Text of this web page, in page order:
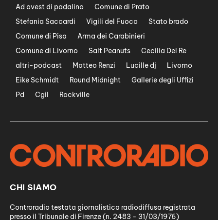
Ad ovest di padalino
Comune di Prato
Stefania Saccardi
Vigili del Fuoco
Stato brado
Comune di Pisa
Arma dei Carabinieri
Comune di Livorno
Salt Peanuts
Cecilia Del Re
altri-podcast
Matteo Renzi Lucille dj
Livorno
Eike Schmidt
Round Midnight
Gallerie degli Uffizi
Pd
Cgil Rockville
CHI SIAMO
Controradio testata giornalistica radiodiffusa registrata
presso il Tribunale di Firenze (n. 2483 - 31/03/1976)